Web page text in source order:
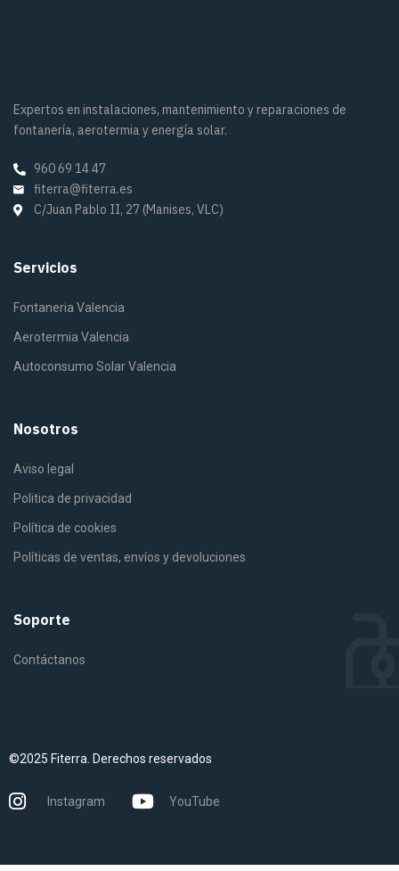
Expertos en instalaciones, mantenimiento y reparaciones de
fontanería, aerotermia y energía solar.
960 69 14 47
fiterra@fiterra.es
C/Juan Pablo II, 27 (Manises, VLC)
Servicios
Fontaneria Valencia
Aerotermia Valencia
Autoconsumo Solar Valencia
Nosotros
Aviso legal
Politica de privacidad
Política de cookies
Políticas de ventas, envíos y devoluciones
Soporte
Contáctanos
©2025 Fiterra. Derechos reservados
Instagram YouTube